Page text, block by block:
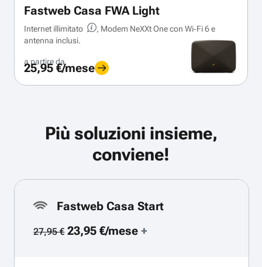
Fastweb Casa FWA Light
Internet illimitato
, Modem NeXXt One con Wi‑Fi 6 e
antenna inclusi.
a partire da
25,95 €/mese
Più soluzioni insieme,
conviene!
Fastweb Casa Start
27,95 €23,95 €/mese+